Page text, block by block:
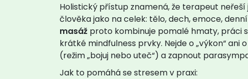
Holistický přístup znamená, že terapeut
člověka jako na celek: tělo, dech, emoce,
masáž proto kombinuje pomalé hmaty, práci
krátké mindfulness prvky. Nejde o „výkon“ ani
(režim „bojuj nebo uteč“) a zapnout
Jak to pomáhá se stresem v praxi: